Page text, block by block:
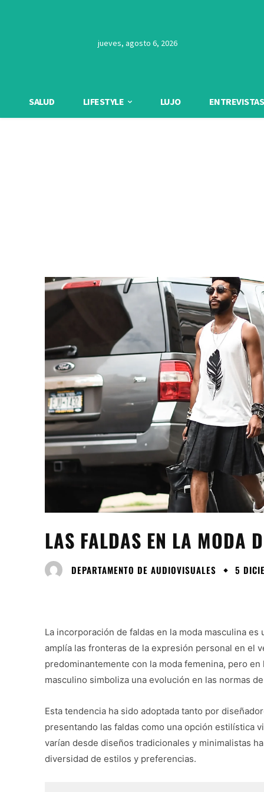
jueves, agosto 6, 2026
SALUD LIFESTYLE LUJO ENTREVISTAS
LAS FALDAS EN LA MODA
DEPARTAMENTO DE AUDIOVISUALES 5
La incorporación de faldas en la moda masculina
amplía las fronteras de la expresión personal en el
predominantemente con la moda femenina, pero
masculino simboliza una evolución en las normas
Esta tendencia ha sido adoptada tanto por
presentando las faldas como una opción estilística
varían desde diseños tradicionales y minimalistas
diversidad de estilos y preferencias.